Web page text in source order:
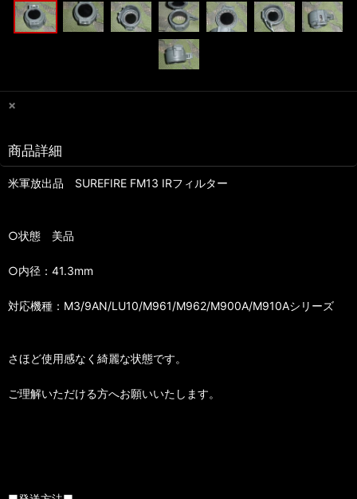
×
商品詳細
米軍放出品 SUREFIRE FM13 IRフィルター
○状態 美品
○内径：41.3mm
対応機種：M3/9AN/LU10/M961/M962/M900A/M910Aシリーズ
さほど使用感なく綺麗な状態です。
ご理解いただける方へお願いいたします。